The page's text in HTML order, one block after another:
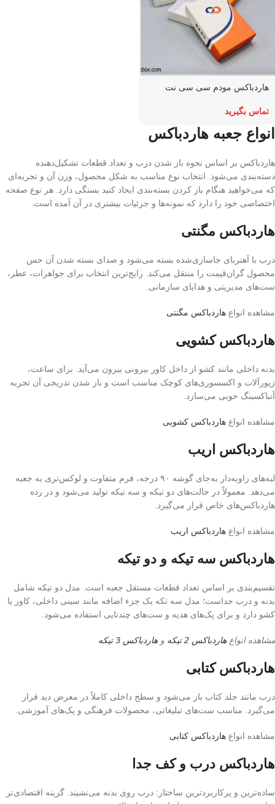
هاردباکس مودم سی سی نت
تماس بگیرید
انواع جعبه هاردباکس
هاردباکس بر اساس نحوه باز شدن درب و تعداد قطعات تشکیل‌دهنده
دسته‌بندی می‌شود. انتخاب نوع مناسب به شکل محصول، وزن آن و تجربه‌ای
که می‌خواهید هنگام باز کردن بسته‌بندی ایجاد کنید بستگی دارد. هر نوع صفحه
اختصاصی خود را دارد که نمونه‌ها و جزئیات بیشتری در آن آمده است.
هاردباکس مگنتی
درب با آهنربای جاسازی‌شده بسته می‌شود و صدای بسته شدن آن حس
محصول گران‌قیمت را منتقل می‌کند. رایج‌ترین انتخاب برای جواهرات، عطر،
ست‌های مدیریتی و هدایای سازمانی.
مشاهده انواع هاردباکس مگنتی
هاردباکس کشویی
بدنه داخلی مانند کشو از داخل کاور بیرونی بیرون می‌آید. برای ساعت،
زیورآلات و اکسسوری‌های کوچک مناسب است و باز شدن تدریجی آن تجربه
آنباکسینگ خوبی می‌سازد.
مشاهده انواع هاردباکس کشویی
هاردباکس اریب
لبه‌های زاویه‌دار به‌جای گوشه ۹۰ درجه، فرم متفاوت و لوکس‌تری به جعبه
می‌دهد. معمولاً در حالت‌های دو تیکه و سه تیکه تولید می‌شود و در رده
هاردباکس‌های خاص قرار می‌گیرد.
مشاهده انواع هاردباکس اریب
هاردباکس سه تیکه و دو تیکه
تقسیم‌بندی بر اساس تعداد قطعات مستقل جعبه است. مدل دو تیکه شامل
بدنه و درب جداست؛ مدل سه تکه یک جزء اضافه مانند سینی داخلی، کاور یا
کشو دارد و برای پک‌های هدیه و ست‌های چندتایی استفاده می‌شود.
مشاهده انواع هاردباکس 2 تیکه و هاردباکس 3 تیکه
هاردباکس کتابی
درب مانند جلد کتاب باز می‌شود و سطح داخلی کاملاً در معرض دید قرار
می‌گیرد. مناسب ست‌های تبلیغاتی، محصولات فرهنگی و پک‌های آموزشی.
مشاهده انواع هاردباکس کتابی
هاردباکس درب و کف جدا
ساده‌ترین و پرکاربردترین ساختار: درب روی بدنه می‌نشیند. گزینه اقتصادی‌تر